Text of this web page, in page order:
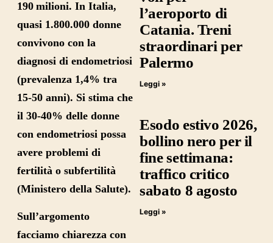
190 milioni. In Italia,
quasi 1.800.000 donne
convivono con la
diagnosi di endometriosi
(prevalenza 1,4% tra
15-50 anni). Si stima che
il 30-40% delle donne
con endometriosi possa
avere problemi di
fertilità o subfertilità
(Ministero della Salute).
Sull’argomento
facciamo chiarezza con
l’aeroporto di
Catania. Treni
straordinari per
Palermo
Leggi »
Esodo estivo 2026,
bollino nero per il
fine settimana:
traffico critico
sabato 8 agosto
Leggi »